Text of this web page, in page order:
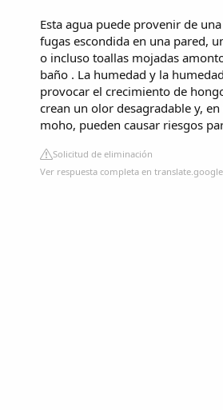
Esta agua puede provenir de
fugas escondida en una pared,
o incluso toallas mojadas
baño . La humedad y la
provocar el crecimiento de
crean un olor desagradable y, en
moho, pueden causar riesgos
Solicitud de eliminación
Ver respuesta completa en